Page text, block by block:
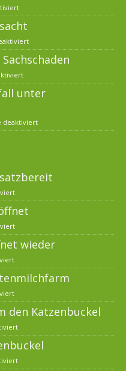
unter
deaktiviert
wieder
den Katzenbuckel